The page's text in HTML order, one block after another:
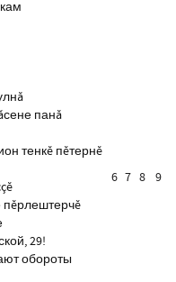
панă
тенкĕ пĕтернĕ
29!
обороты
6 7 8 9